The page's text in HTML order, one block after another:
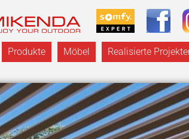
Produkte Möbel Realisierte